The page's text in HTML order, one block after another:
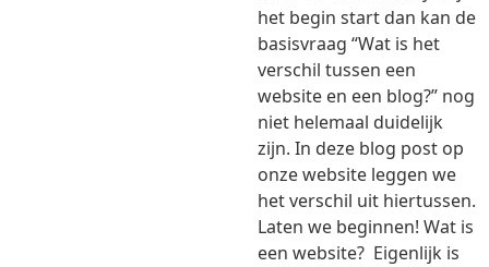
het begin start dan kan de
basisvraag “Wat is het
verschil tussen een
website en een blog?” nog
niet helemaal duidelijk
zijn. In deze blog post op
onze website leggen we
het verschil uit hiertussen.
Laten we beginnen! Wat is
een website? Eigenlijk is